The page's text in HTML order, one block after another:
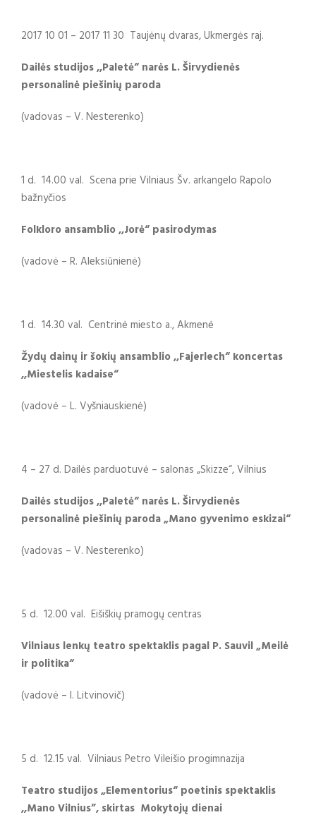
2017 10 01 – 2017 11 30 Taujėnų dvaras, Ukmergės raj.
Dailės studijos ,,Paletė“ narės L. Širvydienės
personalinė piešinių paroda
(vadovas – V. Nesterenko)
1 d. 14.00 val. Scena prie Vilniaus Šv. arkangelo Rapolo
bažnyčios
Folkloro ansamblio ,,Jorė“ pasirodymas
(vadovė – R. Aleksiūnienė)
1 d. 14.30 val. Centrinė miesto a., Akmenė
Žydų dainų ir šokių ansamblio ,,Fajerlech“ koncertas
,,Miestelis kadaise“
(vadovė – L. Vyšniauskienė)
4 – 27 d. Dailės parduotuvė – salonas „Skizze“, Vilnius
Dailės studijos ,,Paletė“ narės L. Širvydienės
personalinė piešinių paroda „Mano gyvenimo eskizai“
(vadovas – V. Nesterenko)
5 d. 12.00 val. Eišiškių pramogų centras
Vilniaus lenkų teatro spektaklis pagal P. Sauvil „Meilė
ir politika“
(vadovė – I. Litvinovič)
5 d. 12.15 val. Vilniaus Petro Vileišio progimnazija
Teatro studijos „Elementorius“ poetinis spektaklis
,,Mano Vilnius”, skirtas Mokytojų dienai